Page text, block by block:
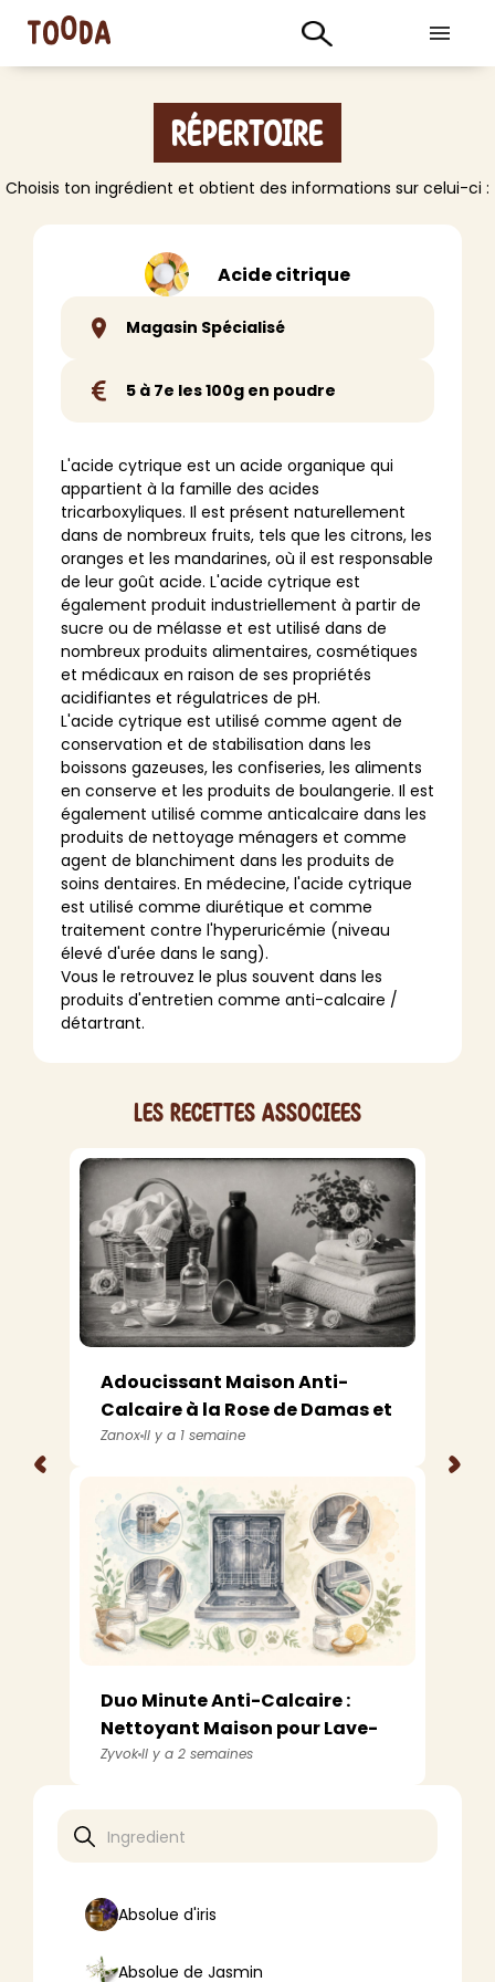
Répertoire
Choisis ton ingrédient et obtient des informations sur celui-ci :
Absolue d'iris
Absolue de Jasmin
Acide citrique
Magasin Spécialisé
5 à 7e les 100g en poudre
L'acide cytrique est un acide organique qui
appartient à la famille des acides
tricarboxyliques. Il est présent naturellement
dans de nombreux fruits, tels que les citrons, les
oranges et les mandarines, où il est responsable
de leur goût acide. L'acide cytrique est
également produit industriellement à partir de
sucre ou de mélasse et est utilisé dans de
nombreux produits alimentaires, cosmétiques
et médicaux en raison de ses propriétés
acidifiantes et régulatrices de pH.
L'acide cytrique est utilisé comme agent de
conservation et de stabilisation dans les
boissons gazeuses, les confiseries, les aliments
en conserve et les produits de boulangerie. Il est
également utilisé comme anticalcaire dans les
produits de nettoyage ménagers et comme
agent de blanchiment dans les produits de
soins dentaires. En médecine, l'acide cytrique
est utilisé comme diurétique et comme
traitement contre l'hyperuricémie (niveau
élevé d'urée dans le sang).
Vous le retrouvez le plus souvent dans les
produits d'entretien comme anti-calcaire /
détartrant.
Les recettes associees
<
Adoucissant Maison Anti-
Calcaire à la Rose de Damas et
à l’Aci...
ZanoxIl y a 1 semaine
Duo Minute Anti-Calcaire :
Nettoyant Maison pour Lave-
Vaissell...
ZyvokIl y a 2 semaines
>